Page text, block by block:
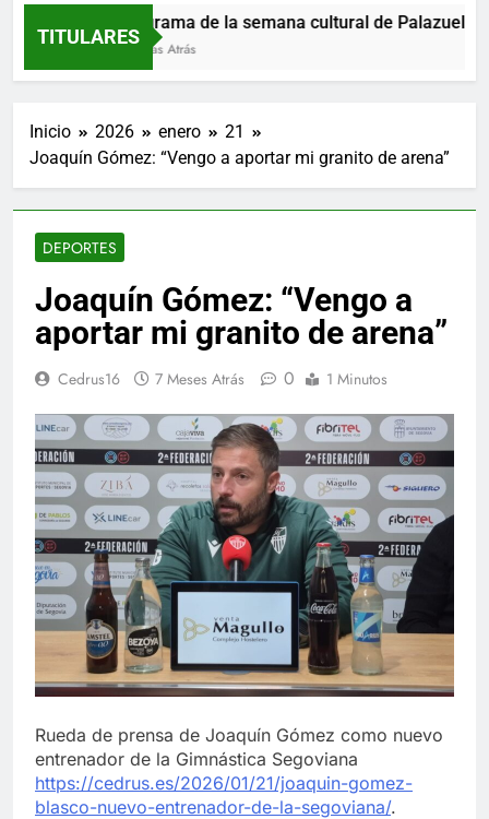
TITULARES
Programa de la semana cultural de Palazuelos
5 Horas Atrás
Inicio 2026 enero
21
Joaquín Gómez: “Vengo a aportar mi granito de arena”
DEPORTES
Joaquín Gómez: “Vengo a
aportar mi granito de arena”
Cedrus16 7 Meses Atrás 0 1 Minutos
Rueda de prensa de Joaquín Gómez como nuevo
entrenador de la Gimnástica Segoviana
https://cedrus.es/2026/01/21/joaquin-gomez-
blasco-nuevo-entrenador-de-la-segoviana/.